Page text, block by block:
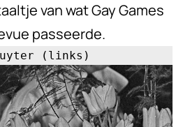
van wat Gay Games
passeerde.
(links)